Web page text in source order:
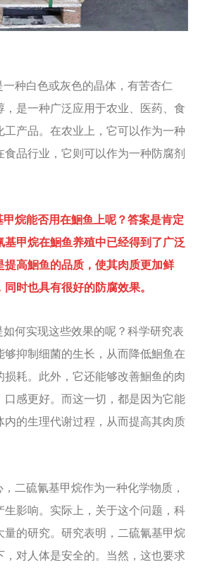
一种白色或灰色的晶体，有苦杏仁
，是一种广泛应用于农业、医药、食
工产品。在农业上，它可以作为一种
食品行业，它则可以作为一种防腐剂
烷能否用在鮰鱼上呢？答案是肯定
基甲烷在鮰鱼养殖中已经得到了广泛
提高鮰鱼的品质，使其肉质更加鲜
时也具有很好的防腐效果。
如何实现这些效果的呢？科学研究表
够抑制细菌的生长，从而降低鮰鱼在
损耗。此外，它还能够改善鮰鱼的肉
口感更好。而这一切，都是因为它能
内的生理代谢过程，从而提高其肉质
二硫氰基甲烷作为一种化学物质，
生影响。实际上，关于这个问题，科
量的研究。研究表明，二硫氰基甲烷
，对人体是安全的。当然，这也要求